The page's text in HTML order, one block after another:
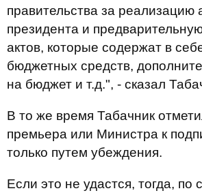
правительства за реализацию
президента и
актов, которые содержат в
бюджетных средств,
на бюджет и т.д.", - сказал
В то же время Табачник
премьера или Министра к
только путем убеждения.
Если это не удастся, тогда, по